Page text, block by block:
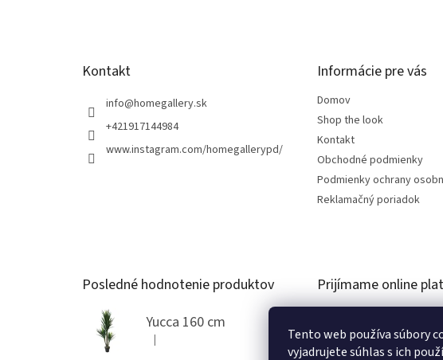
Tento web používa súbory
vyjadrujete súhlas s ich
Kontakt
info@homegallery.sk
+421917144984
www.instagram.com/homegallerypd/
Informácie pre vás
Domov
Shop the look
Kontakt
Obchodné podmienky
Podmienky ochrany
Reklamačný poriadok
Posledné hodnotenie produktov
Yucca 160 cm
Hodnotenie produktu je 5 z 5 hviezdičiek.
|
Prijímame online